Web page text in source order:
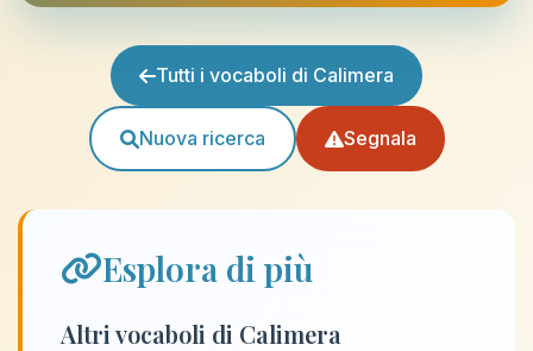
Tutti i vocaboli di Calimera
Nuova ricerca Segnala
Esplora di più
Altri vocaboli di Calimera